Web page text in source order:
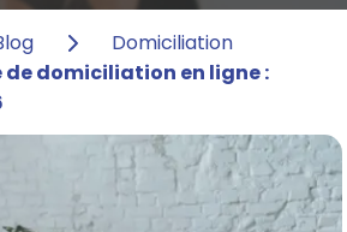
Domiciliation
de domiciliation en ligne :